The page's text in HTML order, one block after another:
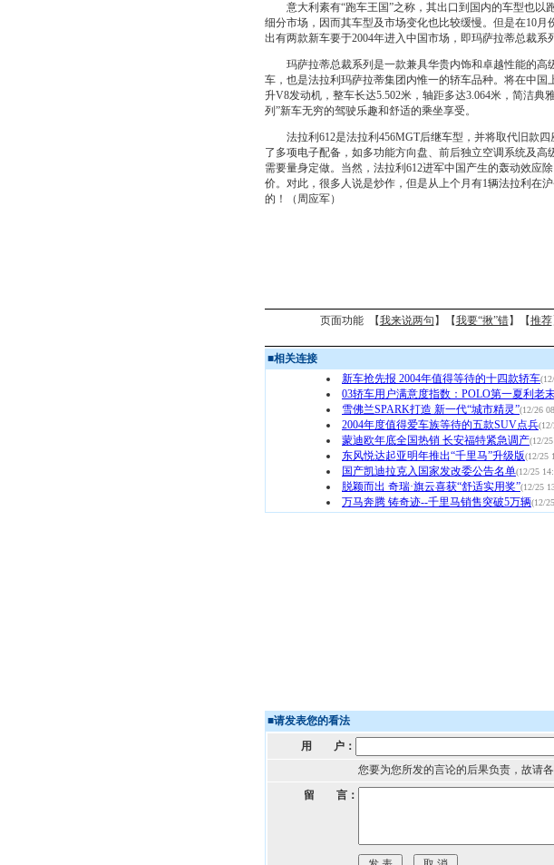
意大利素有“跑车王国”之称，其出口到国内的车型也以
细分市场，因而其车型及市场变化也比较缓慢。但是在10
出有两款新车要于2004年进入中国市场，即玛萨拉蒂总裁系
玛萨拉蒂总裁系列是一款兼具华贵内饰和卓越性能的高
车，也是法拉利玛萨拉蒂集团内惟一的轿车品种。将在中国
升V8发动机，整车长达5.502米，轴距多达3.064米，简洁
列”新车无穷的驾驶乐趣和舒适的乘坐享受。
法拉利612是法拉利456MGT后继车型，并将取代旧款四
了多项电子配备，如多功能方向盘、前后独立空调系统及高
需要量身定做。当然，法拉利612进军中国产生的轰动效应
价。对此，很多人说是炒作，但是从上个月有1辆法拉利在
的！（周应军）
页面功能 【我来说两句 】【我要“揪”错】【推荐
■相关连接
新车抢先报 2004年值得等待的十四款轿车
03轿车用户满意度指数：POLO第一夏利老
雪佛兰SPARK打造 新一代“城市精灵”(12/26
2004年度值得爱车族等待的五款SUV点兵
蒙迪欧年底全国热销 长安福特紧急调产(12/
东风悦达起亚明年推出“千里马”升级版(12/25
国产凯迪拉克入国家发改委公告名单(12/25
脱颖而出 奇瑞·旗云喜获“舒适实用奖”(12/25
万马奔腾 铸奇迹--千里马销售突破5万辆(12/
■请发表您的看法
用 户：
您要为您所发的言论的后果负责，故请
留 言：